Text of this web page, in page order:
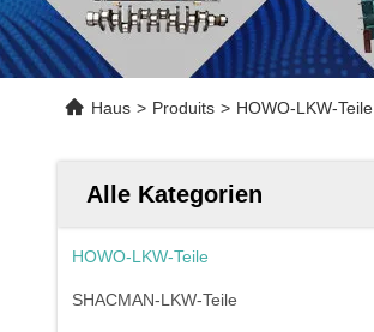
Haus > Produits > HOWO-LKW-Teile
Alle Kategorien
HOWO-LKW-Teile
SHACMAN-LKW-Teile